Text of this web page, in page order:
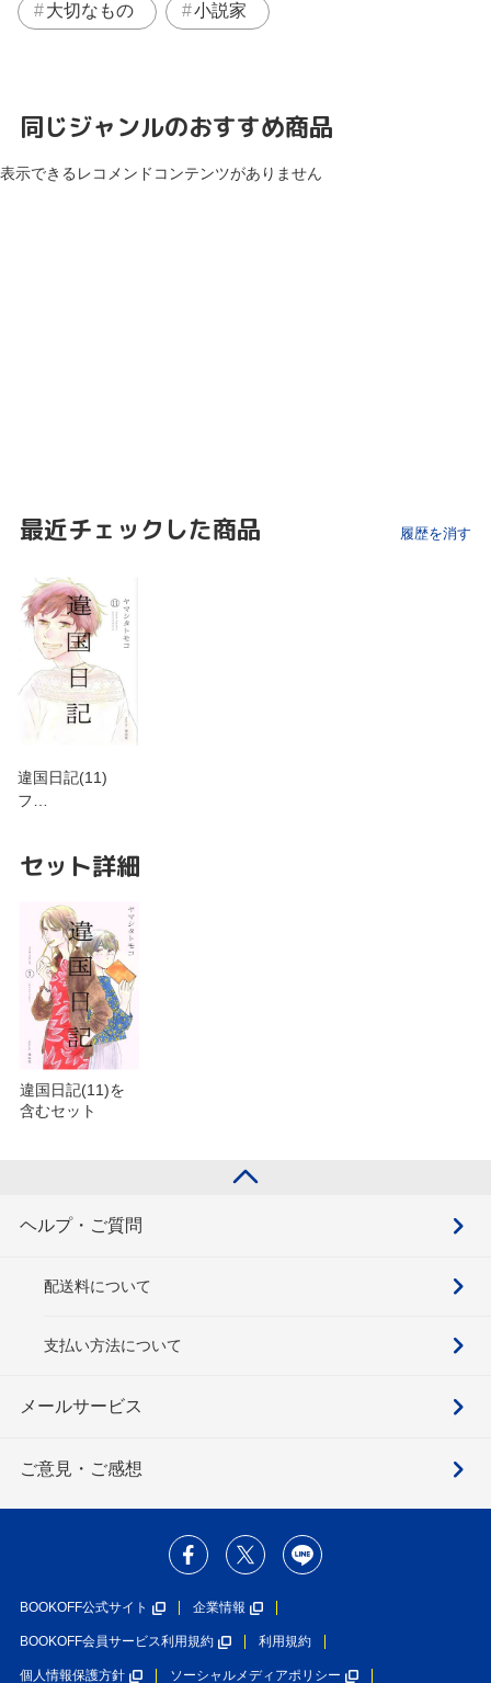
大切なもの 小説家
同じジャンルのおすすめ商品
表示できるレコメンドコンテンツがありません
最近チェックした商品 履歴を消す
違国日記(11)
フ…
セット詳細
違国日記(11)を
含むセット
ヘルプ・ご質問
配送料について
支払い方法について
メールサービス
ご意見・ご感想
BOOKOFF公式サイト 企業情報
BOOKOFF会員サービス利用規約 利用規約
個人情報保護方針 ソーシャルメディアポリシー